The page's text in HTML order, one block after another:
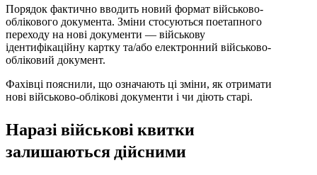
Порядок фактично вводить новий формат військово-
облікового документа. Зміни стосуються поетапного
переходу на нові документи — військову
ідентифікаційну картку та/або електронний військово-
обліковий документ.
Фахівці пояснили, що означають ці зміни, як отримати
нові військово-облікові документи і чи діють старі.
Наразі військові квитки
залишаються дійсними